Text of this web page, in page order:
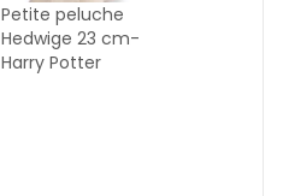
Petite peluche
Hedwige 23 cm-
Harry Potter